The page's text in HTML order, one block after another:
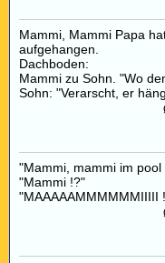
Mammi, Mammi Papa
aufgehangen.
Dachboden:
Mammi zu Sohn. "Wo
Sohn: "Verarscht, er
"Mammi, mammi im
"Mammi !?"
"MAAAAAMMMMMMIIIII